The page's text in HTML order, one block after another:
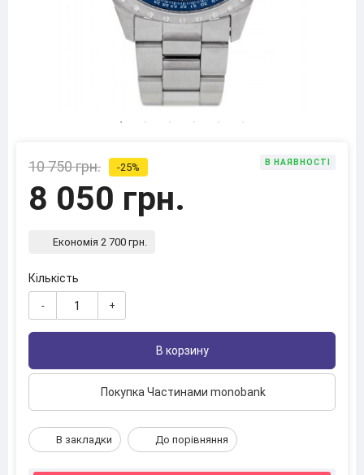
10 750 грн. -25%
8 050 грн.
В НАЯВНОСТІ
Економія 2 700 грн.
Кількість
- +
В корзину
Покупка Частинами monobank
В закладки До порівняння